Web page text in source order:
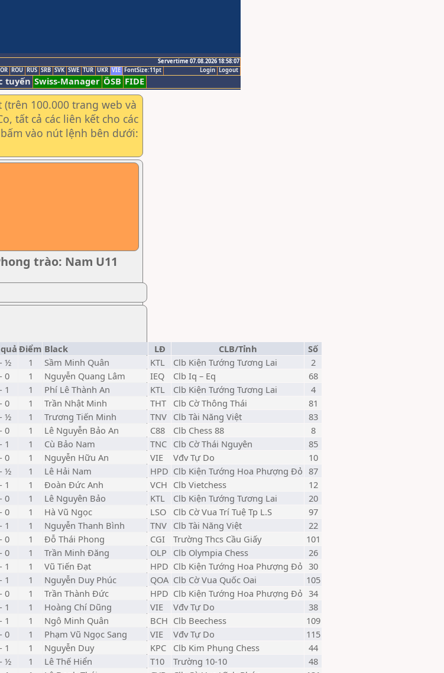
Servertime 07.08.2026 18:58:07
Logout
Login
ROU RUS SRB SVK SWE TUR UKR VIE FontSize:11pt
tuyến Swiss-Manager ÖSB FIDE
100.000 trang web và
tất cả các liên kết cho các
vào nút lệnh bên dưới:
trào: Nam U11
Điểm Black LĐ CLB/Tỉnh
Số
½ 1 Sầm Minh Quân KTL Clb Kiện Tướng Tương Lai
2
0 1 Nguyễn Quang Lâm IEQ Clb Iq – Eq
68
1 1 Phí Lê Thành An KTL Clb Kiện Tướng Tương Lai
4
0 1 Trần Nhật Minh THT Clb Cờ Thông Thái
81
½ 1 Trương Tiến Minh TNV Clb Tài Năng Việt
83
0 1 Lê Nguyễn Bảo An C88 Clb Chess 88
8
1 1 Cù Bảo Nam TNC Clb Cờ Thái Nguyên
85
0 1 Nguyễn Hữu An VIE Vđv Tự Do
10
½ 1 Lê Hải Nam HPD Clb Kiện Tướng Hoa Phượng Đỏ 87
1 1 Đoàn Đức Anh VCH Clb Vietchess
12
0 1 Lê Nguyên Bảo KTL Clb Kiện Tướng Tương Lai
20
0 1 Hà Vũ Ngọc LSO Clb Cờ Vua Trí Tuệ Tp L.S
97
1 1 Nguyễn Thanh Bình TNV Clb Tài Năng Việt
22
0 1 Đỗ Thái Phong CGI Trường Thcs Cầu Giấy
101
0 1 Trần Minh Đăng OLP Clb Olympia Chess
26
1 1 Vũ Tiến Đạt HPD Clb Kiện Tướng Hoa Phượng Đỏ 30
1 1 Nguyễn Duy Phúc QOA Clb Cờ Vua Quốc Oai
105
0 1 Trần Thành Đức HPD Clb Kiện Tướng Hoa Phượng Đỏ 34
1 1 Hoàng Chí Dũng VIE Vđv Tự Do
38
1 1 Ngô Minh Quân BCH Clb Beechess
109
0 1 Phạm Vũ Ngọc Sang VIE Vđv Tự Do
115
1 1 Nguyễn Duy KPC Clb Kim Phụng Chess
44
½ 1 Lê Thế Hiển T10 Trường 10-10
48